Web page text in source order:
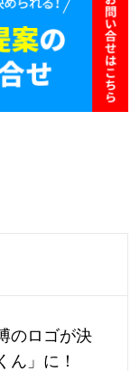
のロゴが決
ん」に！